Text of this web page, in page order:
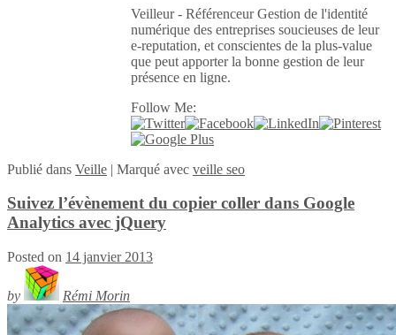
Veilleur - Référenceur Gestion de l'identité
numérique des entreprises soucieuses de leur
e-reputation, et conscientes de la plus-value
que peut apporter la bonne gestion de leur
présence en ligne.
Follow Me:
Publié dans Veille | Marqué avec veille seo
Suivez l’évènement du copier coller dans Google
Analytics avec jQuery
Posted on 14 janvier 2013
by Rémi Morin